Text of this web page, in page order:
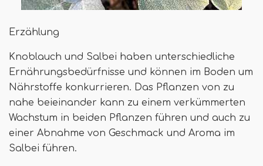
Erzählung
Knoblauch und Salbei haben unterschiedliche
Ernährungsbedürfnisse und können im Boden um
Nährstoffe konkurrieren. Das Pflanzen von zu
nahe beieinander kann zu einem verkümmerten
Wachstum in beiden Pflanzen führen und auch zu
einer Abnahme von Geschmack und Aroma im
Salbei führen.